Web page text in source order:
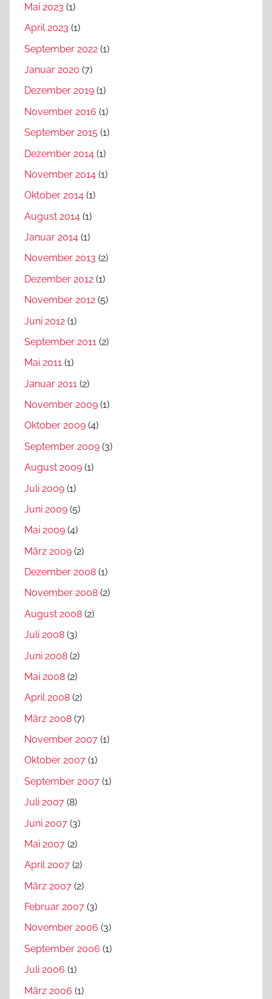
Mai 2023 (1)
April 2023 (1)
September 2022 (1)
Januar 2020 (7)
Dezember 2019 (1)
November 2016 (1)
September 2015 (1)
Dezember 2014 (1)
November 2014 (1)
Oktober 2014 (1)
August 2014 (1)
Januar 2014 (1)
November 2013 (2)
Dezember 2012 (1)
November 2012 (5)
Juni 2012 (1)
September 2011 (2)
Mai 2011 (1)
Januar 2011 (2)
November 2009 (1)
Oktober 2009 (4)
September 2009 (3)
August 2009 (1)
Juli 2009 (1)
Juni 2009 (5)
Mai 2009 (4)
März 2009 (2)
Dezember 2008 (1)
November 2008 (2)
August 2008 (2)
Juli 2008 (3)
Juni 2008 (2)
Mai 2008 (2)
April 2008 (2)
März 2008 (7)
November 2007 (1)
Oktober 2007 (1)
September 2007 (1)
Juli 2007 (8)
Juni 2007 (3)
Mai 2007 (2)
April 2007 (2)
März 2007 (2)
Februar 2007 (3)
November 2006 (3)
September 2006 (1)
Juli 2006 (1)
März 2006 (1)